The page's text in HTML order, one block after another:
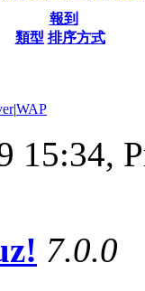
報到
類型 排序方式
|WAP
15:34,
7.0.0